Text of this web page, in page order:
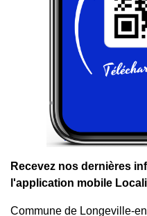
Recevez nos dernières
l'application mobile
Commune de Longeville-